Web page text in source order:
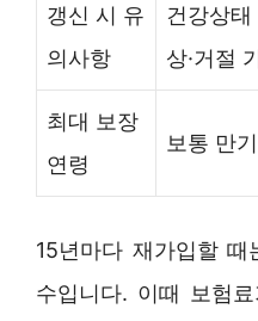
갱신 시 유
의사항
건강상태
상·거절
최대 보장
연령
보통 만
15년마다 재가입할
수입니다. 이때 보험